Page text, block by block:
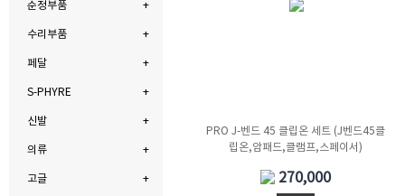
순정부품
수리부품
페달
S-PHYRE
신발
의류
고글
PRO J-벤드 45 클립온 세트 (J벤드45클
립온,암패드,클램프,스페이서)
270,000